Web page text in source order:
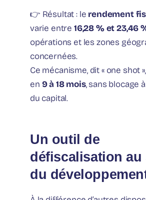
👉 Résultat : le rendement
varie entre 16,28 % et 23,46
opérations et les zones
concernées.
Ce mécanisme, dit « one shot
en 9 à 18 mois, sans blocage
du capital.
Un outil de
défiscalisation au
du